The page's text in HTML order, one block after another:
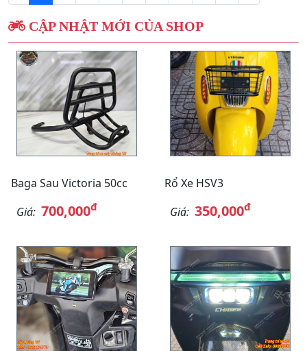
CẬP NHẬT MỚI CỦA SHOP
Baga Sau Victoria 50cc
Giá: 700,000đ
Rổ Xe HSV3
Giá: 350,000đ